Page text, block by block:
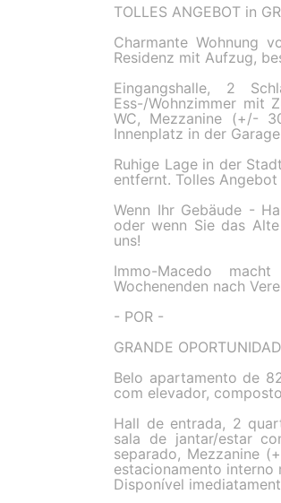
TOLLES ANGEBOT in
Charmante Wohnung
Residenz mit Aufzug,
Eingangshalle, 2
Ess-/Wohnzimmer mit
WC, Mezzanine (+/-
Innenplatz in der
Ruhige Lage in der
entfernt. Tolles Angebot
Wenn Ihr Gebäude -
oder wenn Sie das
uns!
Immo-Macedo
Wochenenden nach
- POR -
GRANDE
Belo apartamento de
com elevador,
Hall de entrada, 2
sala de jantar/estar
separado, Mezzanine
estacionamento interno
Disponível